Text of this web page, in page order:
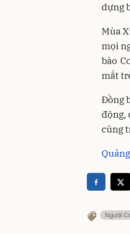
dựng
Mùa
mọi
bào
mắt
Đồng
động,
cũng
Người